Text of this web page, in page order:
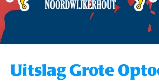
Uitslag Grote